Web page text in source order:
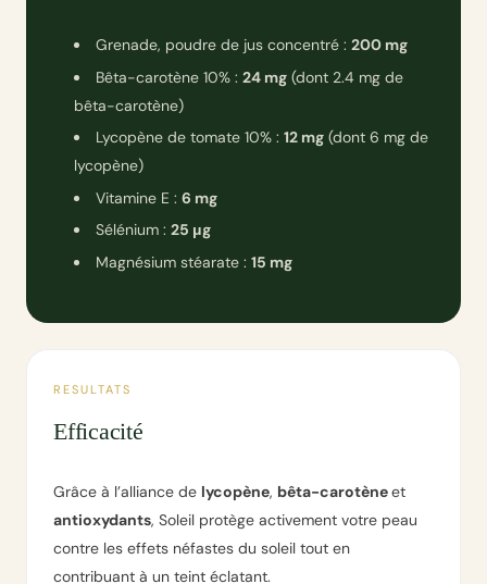
Grenade, poudre de jus concentré : 200 mg
Bêta-carotène 10% : 24 mg (dont 2.4 mg de
bêta-carotène)
Lycopène de tomate 10% : 12 mg (dont 6 mg de
lycopène)
Vitamine E : 6 mg
Sélénium : 25 μg
Magnésium stéarate : 15 mg
RESULTATS
Efficacité
Grâce à l’alliance de lycopène, bêta-carotèneet
antioxydants, Soleil protège activement votre peau
contre les effets néfastes du soleil tout en
contribuant à un teint éclatant.